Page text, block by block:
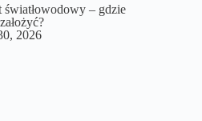
światłowodowy – gdzie
2026